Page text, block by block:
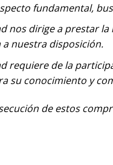
fundamental,
nos dirige a prestar
a nuestra disposición.
requiere de la
su conocimiento y
de estos